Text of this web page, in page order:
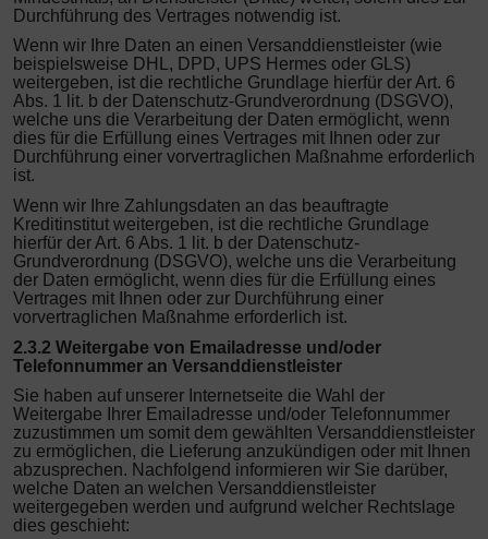
Durchführung des Vertrages notwendig ist.
Wenn wir Ihre Daten an einen Versanddienstleister (wie
beispielsweise DHL, DPD, UPS Hermes oder GLS)
weitergeben, ist die rechtliche Grundlage hierfür der Art. 6
Abs. 1 lit. b der Datenschutz-Grundverordnung (DSGVO),
welche uns die Verarbeitung der Daten ermöglicht, wenn
dies für die Erfüllung eines Vertrages mit Ihnen oder zur
Durchführung einer vorvertraglichen Maßnahme erforderlich
ist.
Wenn wir Ihre Zahlungsdaten an das beauftragte
Kreditinstitut weitergeben, ist die rechtliche Grundlage
hierfür der Art. 6 Abs. 1 lit. b der Datenschutz-
Grundverordnung (DSGVO), welche uns die Verarbeitung
der Daten ermöglicht, wenn dies für die Erfüllung eines
Vertrages mit Ihnen oder zur Durchführung einer
vorvertraglichen Maßnahme erforderlich ist.
2.3.2 Weitergabe von Emailadresse und/oder
Telefonnummer an Versanddienstleister
Sie haben auf unserer Internetseite die Wahl der
Weitergabe Ihrer Emailadresse und/oder Telefonnummer
zuzustimmen um somit dem gewählten Versanddienstleister
zu ermöglichen, die Lieferung anzukündigen oder mit Ihnen
abzusprechen. Nachfolgend informieren wir Sie darüber,
welche Daten an welchen Versanddienstleister
weitergegeben werden und aufgrund welcher Rechtslage
dies geschieht: